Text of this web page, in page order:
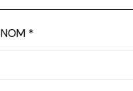
NOM *